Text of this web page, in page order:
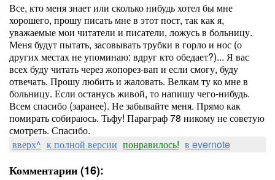
Все, кто меня знает или сколько нибудь хотел бы мне
хорошего, прошу писать мне в этот пост, так как я,
уважаемые мои читатели и писатели, ложусь в больницу.
Меня будут пытать, засовывать трубки в горло и нос (о
других местах не упоминаю: вдруг кто обедает?)... Я вас
всех буду читать через жопорез-вап и если смогу, буду
отвечать. Прошу любить и жаловать. Велкам ту ко мне в
больницу. Если останусь живой, то напишу чего-нибудь.
Всем спасибо (заранее). Не забывайте меня. Прямо как
помирать собираюсь. Тьфу! Параграф 78 никому не советую
смотреть. Спасибо.
вверх^ к полной версии понравилось! в evernote
Комментарии (16):